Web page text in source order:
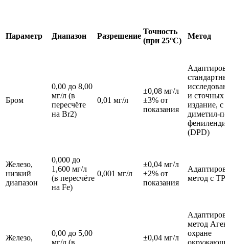
Параметр Диапазон Разрешение
Точность
(при 25°C)
Метод
Бром
0,00 до 8,00
мг/л (в
пересчёте
на Br2)
0,01 мг/л
±0,08 мг/л
±3% от
показания
и сточных
издание, с
диметил-п-
(DPD)
Железо,
низкий
диапазон
0,000 до
1,600 мг/л
(в пересчёте
на Fe)
0,001 мг/л
±0,04 мг/л
±2% от
показания
метод с
Железо,
0,00 до 5,00
мг/л (в
±0,04 мг/л
метод
охране